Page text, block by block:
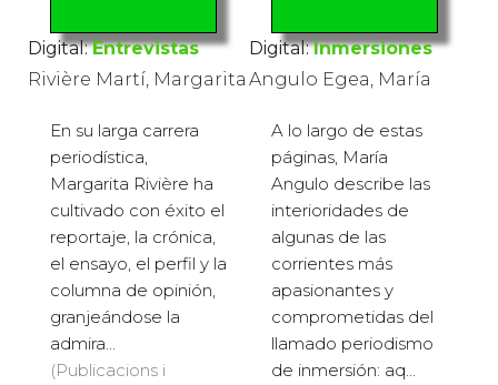
Digital: Entrevistas
Rivière Martí, Margarita
En su larga carrera
periodística,
Margarita Rivière ha
cultivado con éxito el
reportaje, la crónica,
el ensayo, el perfil y la
columna de opinión,
granjeándose la
admira...
(Publicacions i
Digital: Inmersiones
Angulo Egea, María
A lo largo de estas
páginas, María
Angulo describe las
interioridades de
algunas de las
corrientes más
apasionantes y
comprometidas del
llamado periodismo
de inmersión: aq...